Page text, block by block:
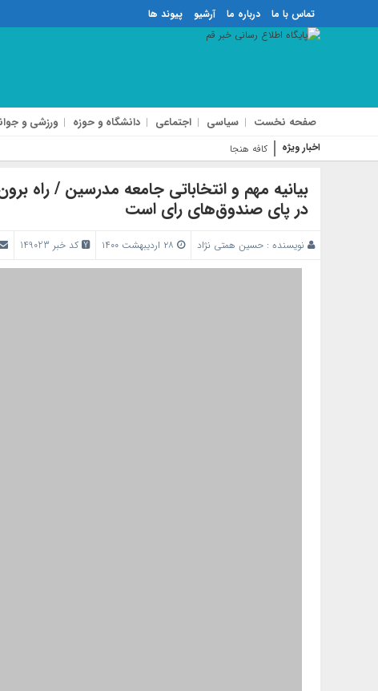
تماس با ما درباره ما آرشیو پیوند ها
صفحه نخست سیاسی اجتماعی دانشگاه و حوزه ورزشی و
اخبار ویژه کافه هنجار شکن بلوار الغدیر پ
بیانیه مهم و انتخاباتی جامعه مدرسین / راه
در پای صندوق‌های رای است
نویسنده : حسین همتی نژاد کد خبر 149023